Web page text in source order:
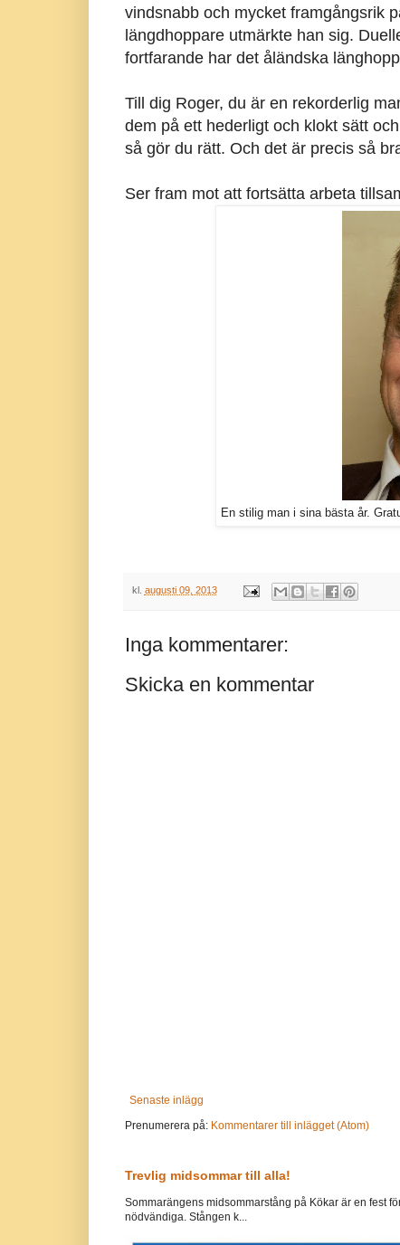
vindsnabb och mycket framgångsrik
längdhoppare utmärkte han sig.
fortfarande har det åländska
Till dig Roger, du är en rekorderlig
dem på ett hederligt och klokt sätt
så gör du rätt. Och det är precis så
Ser fram mot att fortsätta arbeta
En stilig man i sina bästa år.
kl. augusti 09, 2013
Inga kommentarer:
Skicka en kommentar
Senaste inlägg
Prenumerera på: Kommentarer till inlägget (Atom)
Trevlig midsommar till alla!
Sommarängens midsommarstång på Kökar är en fest
nödvändiga. Stången k...